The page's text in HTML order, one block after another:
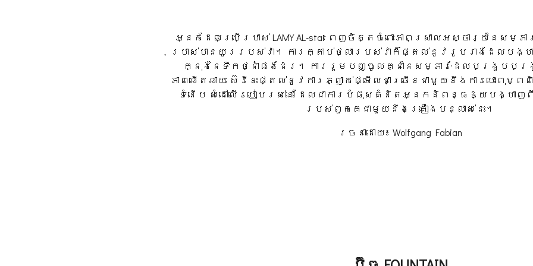
អ្នកដែលប្រើប្រាស់ LAMY AL-star ពេញចិត្តចំពោះភាព​ស្រាលអស្ចារ្យនៃសម្ភ
ប្រាស់បានយូររបស់វា។ ការក្តាប់ថ្លារបស់វាក៏ផ្តល់នូវរូបរាងដែលបង្ហ
ក្នុងនៃទឹកថ្នាំផងដែរ។ ការរួមបញ្ចូលគ្នានៃសម្ភារៈដែលបង្រួបបង្
ភាពឆើតឆាយ ស៊េរីនេះផ្តល់នូវការភ្ញាក់ផ្អើលជាច្រើនជាមួយនឹងការបោះពុម្
ទំនើប សំដៅលើរបៀបរស់នៅ ដែលជាការបំផុសគំនិតអ្នកនិពន្ធឱ្យបង្ហ
របស់ពួកគេជាមួយនឹងគ្រឿងបន្លាស់នេះ។
រចនាដោយ៖ Wolfgang Fabian